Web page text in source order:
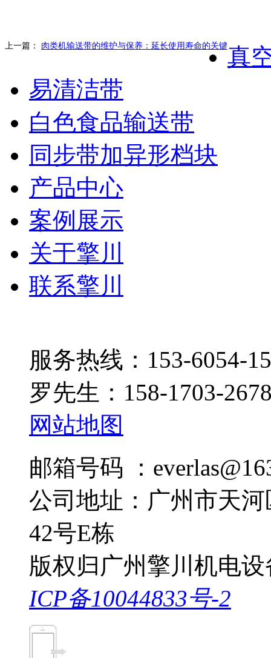
上一篇： 肉类机输送带的维护与保养：延长使用寿命的关键真
易清洁带
白色食品输送带
同步带加异形档块
产品中心
案例展示
关于擎川
联系擎川
服务热线：153-6054-
罗先生：158-1703-
网站地图
邮箱号码 ：
公司地址：广州市天
42号E栋
版权归广州擎川机电
ICP备10044833号-2